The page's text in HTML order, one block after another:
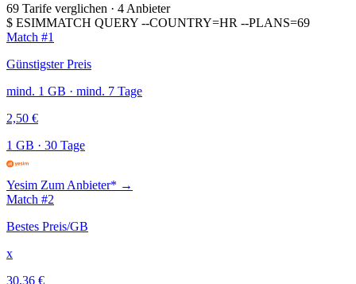
69 Tarife verglichen · 4 Anbieter
$ ESIMMATCH QUERY --COUNTRY=HR --PLANS=69
Match #1
Günstigster Preis
mind. 1 GB · mind. 7 Tage
2,50 €
1 GB · 30 Tage
Yesim Zum Anbieter* →
Match #2
Bestes Preis/GB
x
30,36 €